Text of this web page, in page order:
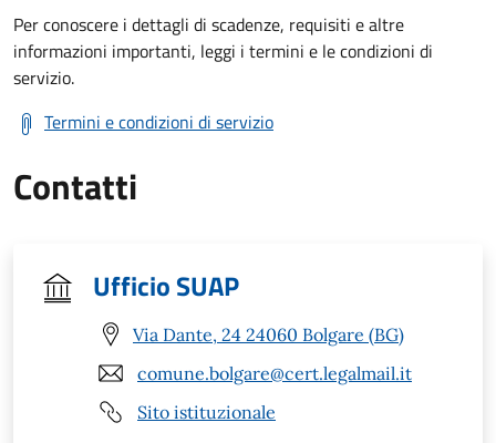
Per conoscere i dettagli di scadenze, requisiti e altre
informazioni importanti, leggi i termini e le condizioni di
servizio.
Termini e condizioni di servizio
Contatti
Ufficio SUAP
Via Dante, 24 24060 Bolgare (BG)
comune.bolgare@cert.legalmail.it
Sito istituzionale